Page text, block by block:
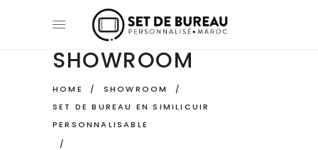
SHOWROOM
HOME / SHOWROOM
/
SET DE BUREAU EN SIMILICUIR
PERSONNALISABLE
/